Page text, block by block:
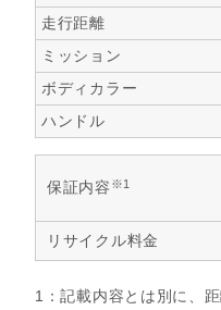
走行距離
ミッション
ボディカラー
ハンドル
保証内容 ※1
リサイクル料金
1：記載内容とは別に、